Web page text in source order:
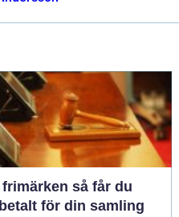
så får du
för din samling